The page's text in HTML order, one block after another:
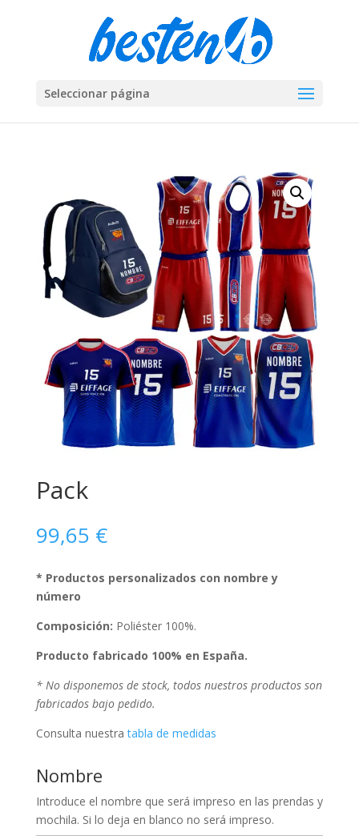
Seleccionar página
Pack
99,65 €
* Productos personalizados con nombre y
número
Composición: Poliéster 100%.
Producto fabricado 100% en España.
* No disponemos de stock, todos nuestros productos son
fabricados bajo pedido.
Consulta nuestratabla de medidas
Nombre
Introduce el nombre que será impreso en las prendas y
mochila. Si lo deja en blanco no será impreso.